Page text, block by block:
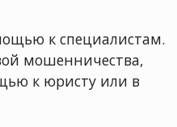
к специалистам.
мошенничества,
к юристу или в